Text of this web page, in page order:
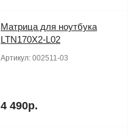
Матрица для ноутбука
LTN170X2-L02
Артикул: 002511-03
4 490р.